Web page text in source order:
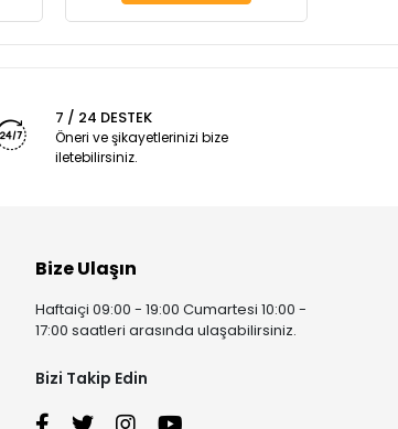
7 / 24 DESTEK
Öneri ve şikayetlerinizi bize
iletebilirsiniz.
Bize Ulaşın
Haftaiçi 09:00 - 19:00 Cumartesi 10:00 -
17:00 saatleri arasında ulaşabilirsiniz.
Bizi Takip Edin